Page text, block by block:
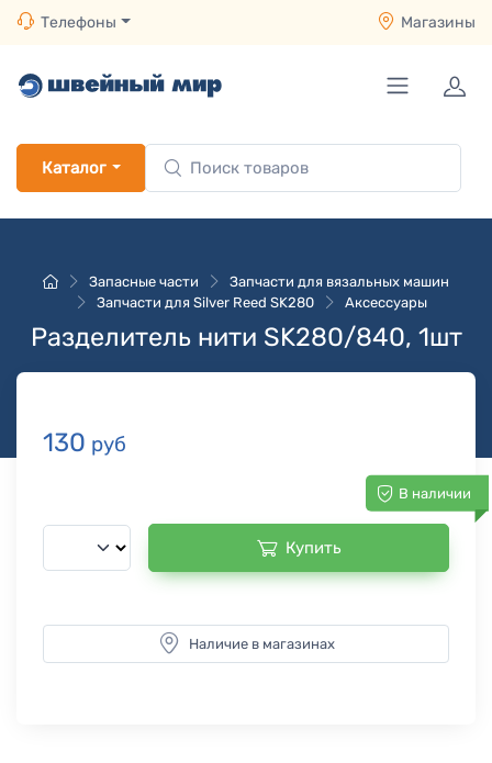
Телефоны Магазины
Каталог
Запасные части
Запчасти для вязальных машин
Запчасти для Silver Reed SK280
Аксессуары
Разделитель нити SK280/840, 1шт
130 руб
В наличии
Купить
Наличие в магазинах